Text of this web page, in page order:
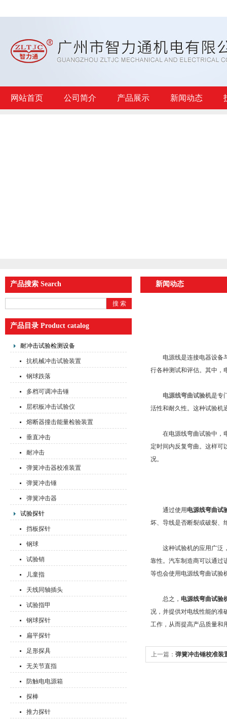
网站首页 公司简介 产品展示 新闻动态
产品搜索 Search
产品目录 Product catalog
耐冲击试验检测设备
抗机械冲击试验装置
钢球跌落
多档可调冲击锤
层积板冲击试验仪
熔断器撞击能量检验装置
垂直冲击
耐冲击
弹簧冲击器校准装置
弹簧冲击锤
弹簧冲击器
试验探针
挡板探针
钢球
试验销
儿童指
天线同轴插头
试验指甲
钢球探针
扁平探针
足形探具
无关节直指
防触电电源箱
探棒
推力探针
新闻动态
电源线是连接电器设备与
行各种测试和评估。其中，
电源线弯曲试验机是专
活性和耐久性。这种试验机
在电源线弯曲试验中，电
定时间内反复弯曲。这样可
况。
通过使用 电源线弯曲试
坏、导线是否断裂或破裂、
这种试验机的应用广泛，
靠性。汽车制造商可以通过
等也会使用电源线弯曲试验
总之， 电源线弯曲试验
况，并提供对电线性能的准
工作，从而提高产品质量和
上一篇： 弹簧冲击锤校准装